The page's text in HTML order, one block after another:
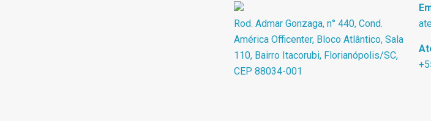
Rod. Admar Gonzaga, n° 440, Cond.
América Officenter, Bloco Atlântico, Sala
110, Bairro Itacorubi, Florianópolis/SC,
CEP 88034-001